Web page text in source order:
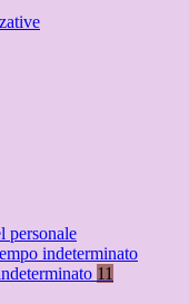
personale
indeterminato
11